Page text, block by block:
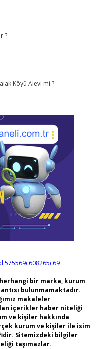
?
Köyü Alevi mi ?
bir marka, kurum
bulunmamaktadır.
makaleler
içerikler haber niteliği
ve kişiler hakkında
kurum ve kişiler ile isim
Sitemizdeki bilgiler
taşımazlar.